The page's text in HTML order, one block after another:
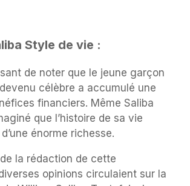
Style de vie :
de noter que le jeune garçon
célèbre a accumulé une
financiers. Même Saliba
que l’histoire de sa vie
énorme richesse.
la rédaction de cette
opinions circulaient sur la